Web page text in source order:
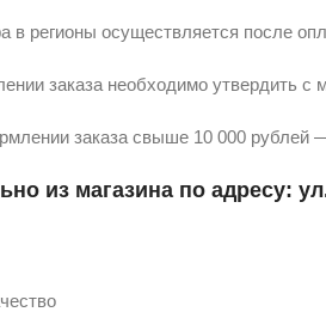
в регионы осуществляется после
заказа необходимо утвердить с
заказа свыше 10 000 рублей
из магазина по адресу: